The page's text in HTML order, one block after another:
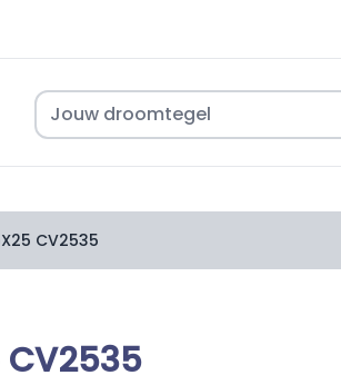
CV2535
CV2535